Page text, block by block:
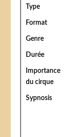
Type
Format
Genre
Durée
Importance
du cirque
Sypnosis